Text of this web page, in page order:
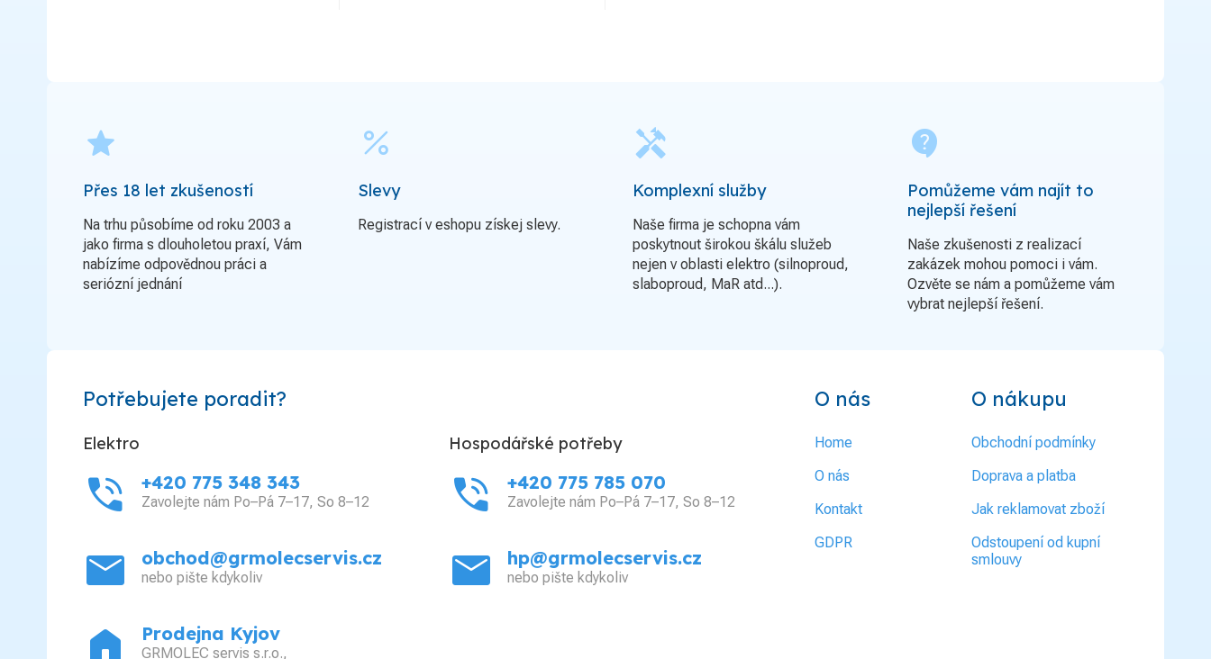
grade
Přes 18 let zkušeností
Na trhu působíme od roku 2003 a
jako firma s dlouholetou praxí, Vám
nabízíme odpovědnou práci a
seriózní jednání
percent
Slevy
Registrací v eshopu získej slevy.
handyman
Komplexní služby
Naše firma je schopna vám
poskytnout širokou škálu služeb
nejen v oblasti elektro (silnoproud,
slaboproud, MaR atd...).
contact_support
Pomůžeme vám najít to
nejlepší řešení
Naše zkušenosti z realizací
zakázek mohou pomoci i vám.
Ozvěte se nám a pomůžeme vám
vybrat nejlepší řešení.
Potřebujete poradit?
Elektro
phone_in_talk +420 775 348 343
Zavolejte nám Po–Pá 7–17, So 8–12
mail obchod@grmolecservis.cz
nebo pište kdykoliv
Hospodářské potřeby
phone_in_talk +420 775 785 070
Zavolejte nám Po–Pá 7–17, So 8–12
mail hp@grmolecservis.cz
nebo pište kdykoliv
home Prodejna Kyjov
GRMOLEC servis s.r.o.,
O nás
Home
O nás
Kontakt
GDPR
O nákupu
Obchodní podmínky
Doprava a platba
Jak reklamovat zboží
Odstoupení od kupní
smlouvy